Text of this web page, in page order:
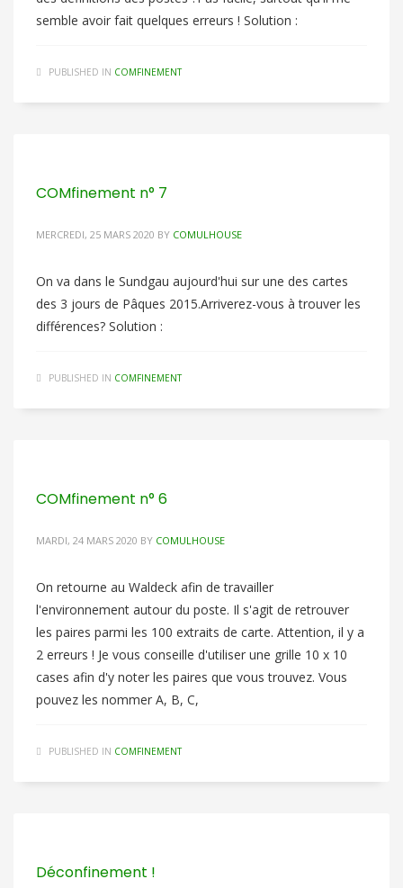
semble avoir fait quelques erreurs ! Solution :
PUBLISHED IN COMFINEMENT
COMfinement n° 7
MERCREDI, 25 MARS 2020 BY COMULHOUSE
On va dans le Sundgau aujourd'hui sur une des cartes
des 3 jours de Pâques 2015.Arriverez-vous à trouver les
différences? Solution :
PUBLISHED IN COMFINEMENT
COMfinement n° 6
MARDI, 24 MARS 2020 BY COMULHOUSE
On retourne au Waldeck afin de travailler
l'environnement autour du poste. Il s'agit de retrouver
les paires parmi les 100 extraits de carte. Attention, il y a
2 erreurs ! Je vous conseille d'utiliser une grille 10 x 10
cases afin d'y noter les paires que vous trouvez. Vous
pouvez les nommer A, B, C,
PUBLISHED IN COMFINEMENT
Déconfinement !